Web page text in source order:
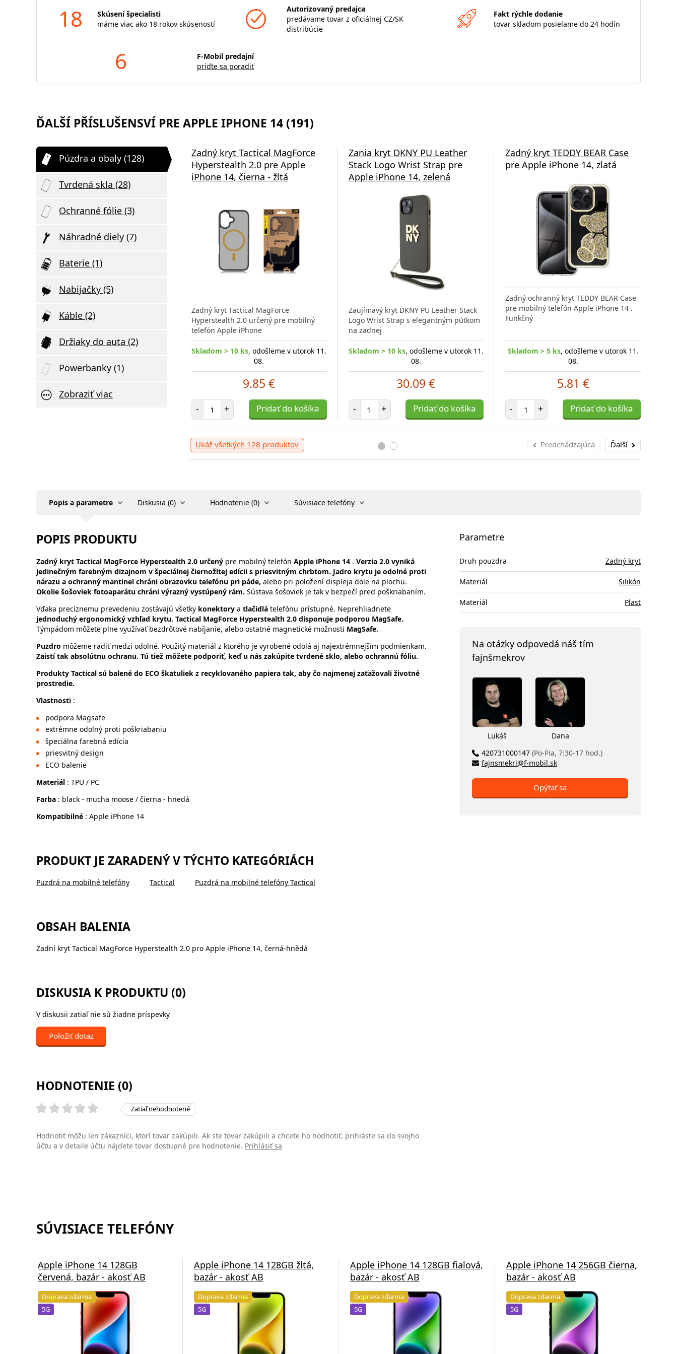
18
Skúsení špecialisti
máme viac ako 18 rokov skúseností
Autorizovaný predajca
predávame tovar z oficiálnej CZ/SK
distribúcie
Fakt rýchle dodanie
tovar skladom posielame do 24 hodín
6
F-Mobil predajní
príďte sa poradiť
ĎALŠÍ PŘÍSLUŠENSVÍ PRE APPLE IPHONE 14 (191)
Púzdra a obaly (128)
Tvrdená skla (28)
Ochranné fólie (3)
Náhradné diely (7)
Baterie (1)
Nabijačky (5)
Káble (2)
Držiaky do auta (2)
Powerbanky (1)
Zobraziť viac
Zadný kryt Tactical MagForce
Hyperstealth 2.0 pre Apple
iPhone 14, čierna - žltá
Zadný kryt Tactical MagForce
Hyperstealth 2.0 určený pre mobilný
telefón Apple iPhone
Skladom > 10 ks, odošleme v utorok 11.
08.
9.85 €
- Počet položiek
+ Pridať do košíka
Zania kryt DKNY PU Leather
Stack Logo Wrist Strap pre
Apple iPhone 14, zelená
Zaujímavý kryt DKNY PU Leather Stack
Logo Wrist Strap s elegantným pútkom
na zadnej
Skladom > 10 ks, odošleme v utorok 11.
08.
30.09 €
- Počet položiek
+ Pridať do košíka
Zadný kryt TEDDY BEAR Case
pre Apple iPhone 14, zlatá
Zadný ochranný kryt TEDDY BEAR Case
pre mobilný telefón Apple iPhone 14 .
Funkčný
Skladom > 5 ks, odošleme v utorok 11.
08.
5.81 €
- Počet položiek
+ Pridať do košíka
Ukáž všetkých 128 produktov Predchádzajúca Ďalší
Tempered Glass ULTRA
STRONG 45kg for IPHONE 13 /
13 PRO / 14 / 16e / 17e
ULTRA STRONG 45kg tempered glass is
a durable screen protector designed to
Skladom > 10 ks, odošleme v utorok 11.
Tempered Glass GOLD FLEX for
IPHONE 13 / 13 PRO / 14 / 16e /
17e
GOLD FLEX tempered glass is a
revolutionary solution for those who
want to effectively
08.
4 €
- Počet položiek
+ Pridať do košíka
Ochranné sklo Tactical Glass
Shield Privacy Stealth 5D pre
Apple iPhone 13/13 Pro/14/16e,
Ochranné sklo Tactical Glass Shield
Privacy Stealth chráni váš mobilný
telefón Apple
08.
10.75 €
- Počet položiek
+ Pridať do košíka
Ochranné sklo 3mk Hardglass
Max Eco pre Apple iPhone
Výnimočná ochrana v súlade s prírodou
je ochranné sklo 3mk Hardglass Max
08.
17.05 €
- Počet položiek
+ Pridať do košíka
Popis a parametre Diskusia (0) Hodnotenie (0) Súvisiace telefóny
POPIS PRODUKTU
Zadný kryt Tactical MagForce Hyperstealth 2.0 určený pre mobilný telefón Apple iPhone 14 . Verzia 2.0 vyniká
jedinečným farebným dizajnom v špeciálnej čiernožltej edícii s priesvitným chrbtom. Jadro krytu je odolné proti
nárazu a ochranný mantinel chráni obrazovku telefónu pri páde, alebo pri položení displeja dole na plochu.
Okolie šošoviek fotoaparátu chráni výrazný vystúpený rám. Sústava šošoviek je tak v bezpečí pred poškriabaním.
Vďaka precíznemu prevedeniu zostávajú všetky konektory a tlačidlá telefónu prístupné. Neprehliadnete
jednoduchý ergonomický vzhľad krytu. Tactical MagForce Hyperstealth 2.0 disponuje podporou MagSafe.
Týmpádom môžete plne využívať bezdrôtové nabíjanie, alebo ostatné magnetické možnosti MagSafe.
Puzdro môžeme radiť medzi odolné. Použitý materiál z ktorého je vyrobené odolá aj najextrémnejším podmienkam.
Zaistí tak absolútnu ochranu. Tú tiež môžete podporiť, keď u nás zakúpite tvrdené sklo, alebo ochrannú fóliu.
Produkty Tactical sú balené do ECO škatuliek z recyklovaného papiera tak, aby čo najmenej zaťažovali životné
prostredie.
Vlastnosti :
podpora Magsafe
extrémne odolný proti poškriabaniu
špeciálna farebná edícia
priesvitný design
ECO balenie
Materiál : TPU / PC
Farba : black - mucha moose / čierna - hnedá
Kompatibilné : Apple iPhone 14
PRODUKT JE ZARADENÝ V TÝCHTO KATEGÓRIÁCH
Puzdrá na mobilné telefóny Tactical Puzdrá na mobilné telefóny Tactical
OBSAH BALENIA
Zadní kryt Tactical MagForce Hyperstealth 2.0 pro Apple iPhone 14, černá-hnědá
DISKUSIA K PRODUKTU (0)
V diskusii zatiaľ nie sú žiadne príspevky
Položiť dotaz
HODNOTENIE (0)
Zatiaľ nehodnotené
Hodnotiť môžu len zákazníci, ktorí tovar zakúpili. Ak ste tovar zakúpili a chcete ho hodnotiť, prihláste sa do svojho
účtu a v detaile účtu nájdete tovar dostupné pre hodnotenie. Prihlásiť sa
Parametre
Druh pouzdra Zadný kryt
Materiál Silikón
Materiál Plast
Na otázky odpovedá náš tím
fajnšmekrov
Lukáš
Dana
420731000147 (Po-Pia, 7:30-17 hod.)
fajnsmekri@f-mobil.sk
Opýtať sa
SÚVISIACE TELEFÓNY
Apple iPhone 14 128GB
červená, bazár - akosť AB
Doprava zdarma
5G
Apple iPhone 14 128GB žltá,
bazár - akosť AB
Doprava zdarma
5G
Apple iPhone 14 128GB fialová,
bazár - akosť AB
Doprava zdarma
5G
Apple iPhone 14 256GB čierna,
bazár - akosť AB
Doprava zdarma
5G